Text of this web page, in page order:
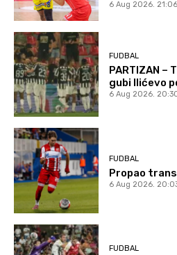
6 Aug 2026. 21:06
FUDBAL
PARTIZAN –
gubi Ilićevo
6 Aug 2026.
FUDBAL
Propao
6 Aug 2026.
FUDBAL